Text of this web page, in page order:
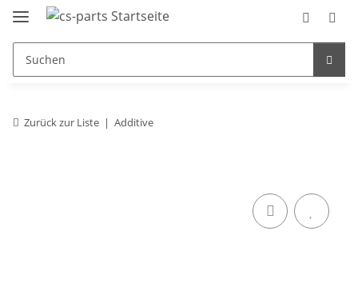
Zurück zur Liste Additive